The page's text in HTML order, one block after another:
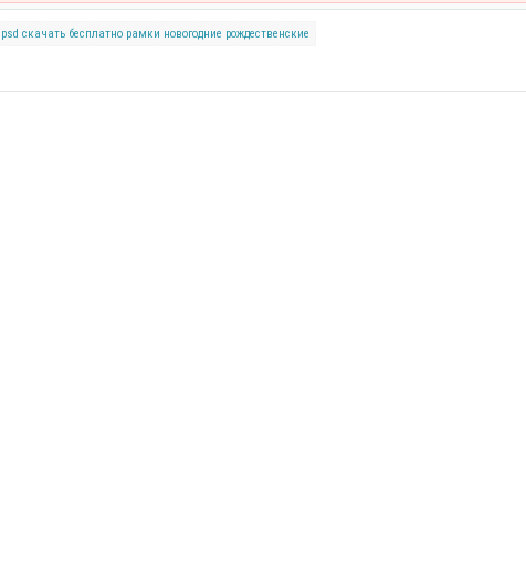
psd скачать бесплатно рамки новогодние рождественские